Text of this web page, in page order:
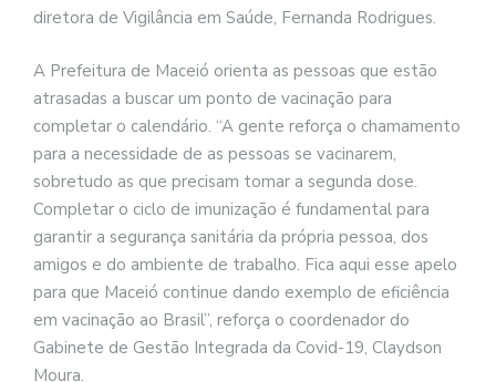
diretora de Vigilância em Saúde, Fernanda Rodrigues.
A Prefeitura de Maceió orienta as pessoas que estão
atrasadas a buscar um ponto de vacinação para
completar o calendário. “A gente reforça o chamamento
para a necessidade de as pessoas se vacinarem,
sobretudo as que precisam tomar a segunda dose.
Completar o ciclo de imunização é fundamental para
garantir a segurança sanitária da própria pessoa, dos
amigos e do ambiente de trabalho. Fica aqui esse apelo
para que Maceió continue dando exemplo de eficiência
em vacinação ao Brasil”, reforça o coordenador do
Gabinete de Gestão Integrada da Covid-19, Claydson
Moura.